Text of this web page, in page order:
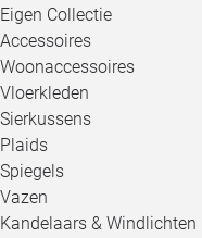
Eigen Collectie
Accessoires
Woonaccessoires
Vloerkleden
Sierkussens
Plaids
Spiegels
Vazen
Kandelaars & Windlichten